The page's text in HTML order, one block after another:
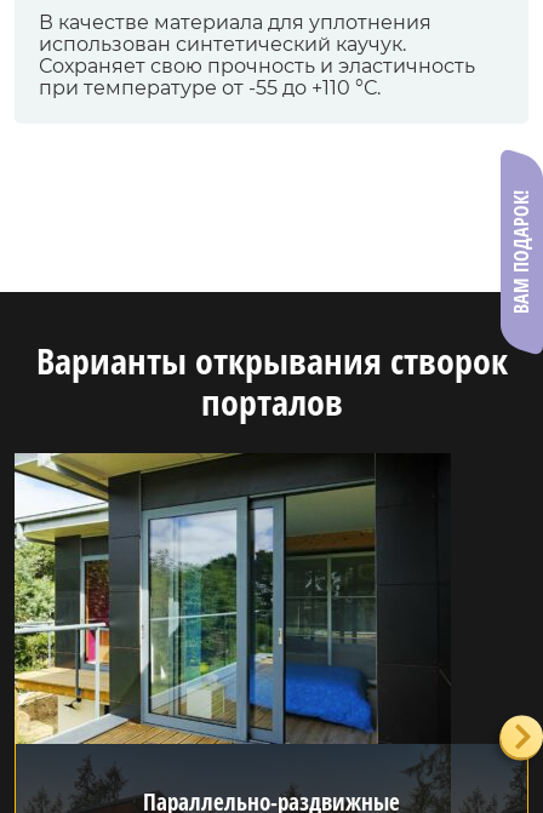
В качестве материала для уплотнения
использован синтетический каучук.
Сохраняет свою прочность и эластичность
при температуре от -55 до +110 °С.
Варианты открывания створок
порталов
Параллельно-раздвижные
ВАМ ПОДАРОК!